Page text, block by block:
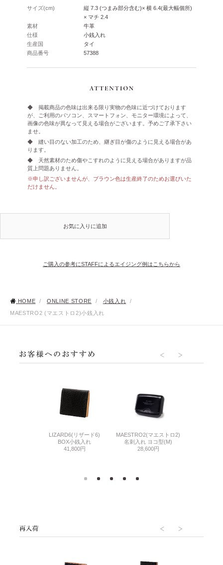
サイズ(cm)
縦 7.3 (つまみ部分含む)× 横 6.4(最大幅個所)
× マチ 2.4
素材
牛革
仕様
小銭入れ
生産国
タイ
商品番号
57388
◆ 掲載商品の色味は出来る限り実物の色味に近づけております
が、ご利用のパソコン、スマートフォン、モニター環境によって、
画像の色味が異なって見える場合がございます。予めご了承下さい
ませ。
◆ 縫い目のない加工のため、継ぎ目が傷のように見える場合があ
ります。
◆ 天然素材のため傷やこすれのように見える場合がありますが品
質上問題ありません。
※申し訳ございませんが、ブラウン色は生産終了のためお選びいた
だけません。
お気に入りに追加
ご購入の参考にSTAFFによるエイジング例はこちらから
HOME / ONLINE STORE / 小銭入れ
/
MAESTRO2 (マエストロ2)小銭入れ
LIZARD6(リザード6)
BOX小銭入れ
41,800円
MAESTRO2(マエストロ2)
名刺入れ ヨコ型(M)
28,600円